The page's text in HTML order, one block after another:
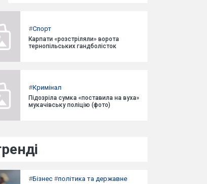
#Спорт
Карпати «розстріляли» ворота
тернопільських гандболісток
#Кримінал
Підозріла сумка «поставила на вуха»
мукачівську поліцію (фото)
#Бізнес #політика та державне